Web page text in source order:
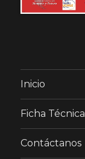
Inicio
Ficha Técnica
Contáctanos